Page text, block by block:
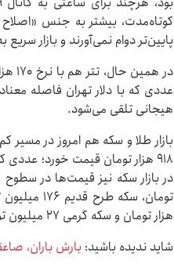
کوتاه‌مدت، بیشتر به جنس
پایین‌تر دوام نمی‌آورند و بازار
عددی که با دلار تهران فاصله
هیجانی تلقی می‌شود.
۹۱۸ هزار تومان قیمت خورد؛
هزار تومان و سکه گرمی ۲۷ میلیون تومان.
شاید ندیده باشید: بارش باران،